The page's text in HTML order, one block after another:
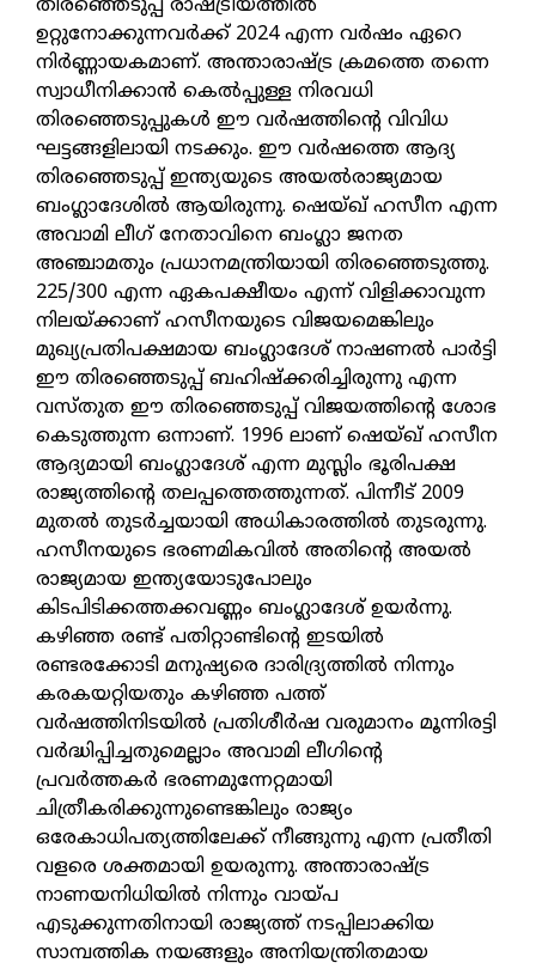
തിരഞ്ഞെടുപ്പ് രാഷ്ട്രീയത്തില്‍
ഉറ്റുനോക്കുന്നവര്‍ക്ക് 2024 എന്ന വര്‍ഷം ഏറെ
നിര്‍ണ്ണായകമാണ്. അന്താരാഷ്ട്ര ക്രമത്തെ തന്നെ
സ്വാധീനിക്കാന്‍ കെല്‍പ്പുള്ള നിരവധി
തിരഞ്ഞെടുപ്പുകള്‍ ഈ വര്‍ഷത്തിന്റെ വിവിധ
ഘട്ടങ്ങളിലായി നടക്കും. ഈ വര്‍ഷത്തെ ആദ്യ
തിരഞ്ഞെടുപ്പ് ഇന്ത്യയുടെ അയല്‍രാജ്യമായ
ബംഗ്ലാദേശില്‍ ആയിരുന്നു. ഷെയ്ഖ് ഹസീന എന്ന
അവാമി ലീഗ് നേതാവിനെ ബംഗ്ലാ ജനത
അഞ്ചാമതും പ്രധാനമന്ത്രിയായി തിരഞ്ഞെടുത്തു.
225/300 എന്ന ഏകപക്ഷീയം എന്ന് വിളിക്കാവുന്ന
നിലയ്ക്കാണ് ഹസീനയുടെ വിജയമെങ്കിലും
മുഖ്യപ്രതിപക്ഷമായ ബംഗ്ലാദേശ് നാഷണല്‍ പാര്‍ട്ടി
ഈ തിരഞ്ഞെടുപ്പ് ബഹിഷ്‌ക്കരിച്ചിരുന്നു എന്ന
വസ്തുത ഈ തിരഞ്ഞെടുപ്പ് വിജയത്തിന്റെ ശോഭ
കെടുത്തുന്ന ഒന്നാണ്. 1996 ലാണ് ഷെയ്ഖ് ഹസീന
ആദ്യമായി ബംഗ്ലാദേശ് എന്ന മുസ്ലിം ഭൂരിപക്ഷ
രാജ്യത്തിന്റെ തലപ്പത്തെത്തുന്നത്. പിന്നീട് 2009
മുതല്‍ തുടര്‍ച്ചയായി അധികാരത്തില്‍ തുടരുന്നു.
ഹസീനയുടെ ഭരണമികവില്‍ അതിന്റെ അയല്‍
രാജ്യമായ ഇന്ത്യയോടുപോലും
കിടപിടിക്കത്തക്കവണ്ണം ബംഗ്ലാദേശ് ഉയര്‍ന്നു.
കഴിഞ്ഞ രണ്ട് പതിറ്റാണ്ടിന്റെ ഇടയില്‍
രണ്ടരക്കോടി മനുഷ്യരെ ദാരിദ്ര്യത്തില്‍ നിന്നും
കരകയറ്റിയതും കഴിഞ്ഞ പത്ത്
വര്‍ഷത്തിനിടയില്‍ പ്രതിശീര്‍ഷ വരുമാനം മൂന്നിരട്ടി
വര്‍ദ്ധിപ്പിച്ചതുമെല്ലാം അവാമി ലീഗിന്റെ
പ്രവര്‍ത്തകര്‍ ഭരണമുന്നേറ്റമായി
ചിത്രീകരിക്കുന്നുണ്ടെങ്കിലും രാജ്യം
ഒരേകാധിപത്യത്തിലേക്ക് നീങ്ങുന്നു എന്ന പ്രതീതി
വളരെ ശക്തമായി ഉയരുന്നു. അന്താരാഷ്ട്ര
നാണയനിധിയില്‍ നിന്നും വായ്പ
എടുക്കുന്നതിനായി രാജ്യത്ത് നടപ്പിലാക്കിയ
സാമ്പത്തിക നയങ്ങളും അനിയന്ത്രിതമായ